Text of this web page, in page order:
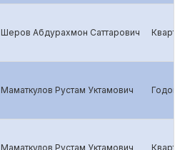
Шеров Абдурахмон Саттарович
Маматкулов Рустам Уктамович Годовой
Маматкулов Рустам Уктамович